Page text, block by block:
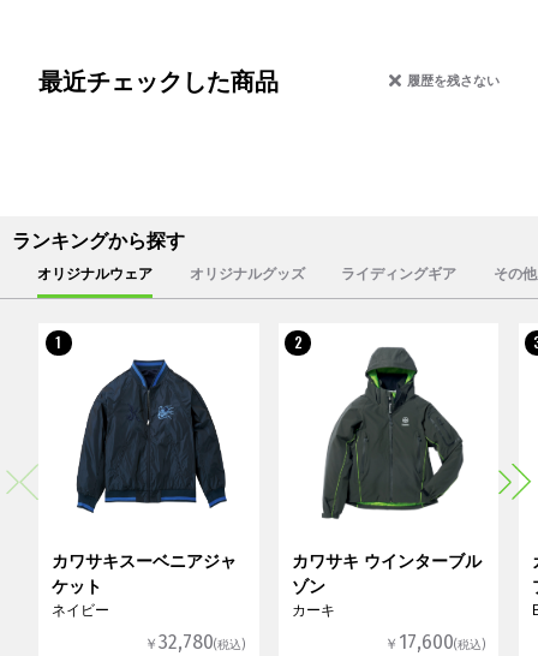
最近チェックした商品 履歴を残さない
ランキングから探す
オリジナルウェア オリジナルグッズ ライディングギア その
1
カワサキスーベニアジャ
ケット
ネイビー
￥32,780(税込)
2
カワサキ ウインターブル
ゾン
カーキ
￥ 17,600(税込)